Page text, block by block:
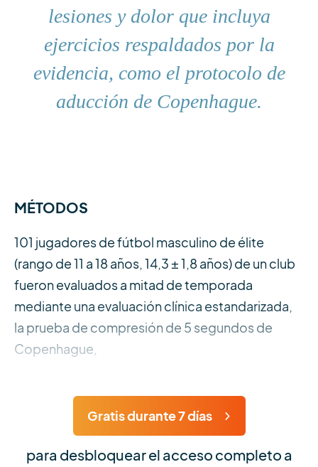
lesiones y dolor que incluya
ejercicios respaldados por la
evidencia, como el protocolo de
aducción de Copenhague.
MÉTODOS
101 jugadores de fútbol masculino de élite
(rango de 11 a 18 años, 14,3 ± 1,8 años) de un club
fueron evaluados a mitad de temporada
mediante una evaluación clínica estandarizada,
la prueba de compresión de 5 segundos de
Copenhague,
Gratis durante 7 días
para desbloquear el acceso completo a